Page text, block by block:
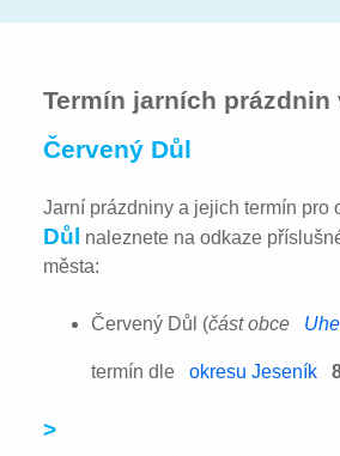
Termín jarních prázdnin
Červený Důl
Jarní prázdniny a jejich termín pro
Důl
naleznete na odkaze
města:
Červený Důl (část obce
termín dle okresu Jeseník
>